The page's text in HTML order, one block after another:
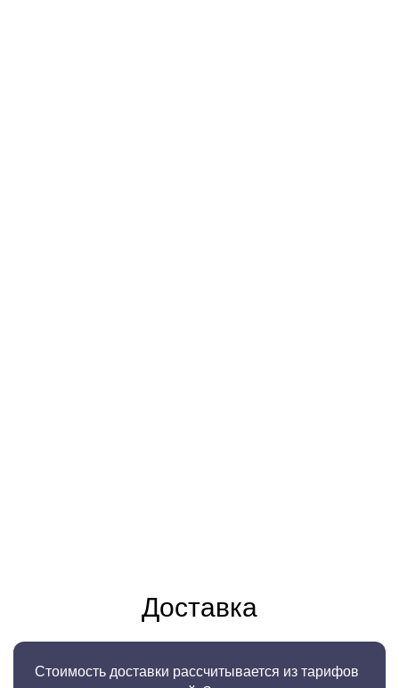
Доставка
Стоимость доставки рассчитывается из тарифов